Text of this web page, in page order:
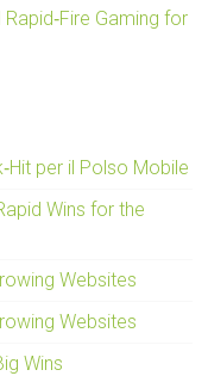
Gaming for
per il Polso Mobile
Wins for the
Websites
Websites
Wins